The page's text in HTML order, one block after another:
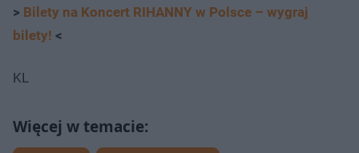
> Bilety na Koncert RIHANNY w Polsce – wygraj
bilety! <
KL